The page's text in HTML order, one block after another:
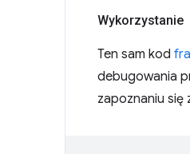
Wykorzystanie
Ten sam kod
debugowania
zapoznaniu się